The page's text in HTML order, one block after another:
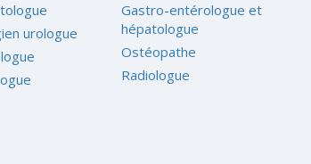
urologue
Gastro-entérologue et
hépatologue
Ostéopathe
Radiologue